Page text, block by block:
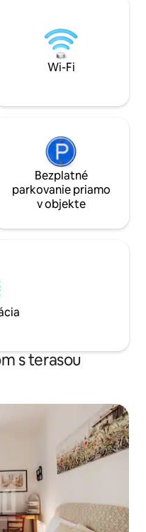
na
je
modernosťou,
zapísaného na
dedičstva
Wi-Fi
Bezplatné
parkovanie priamo
v objekte
s terasou